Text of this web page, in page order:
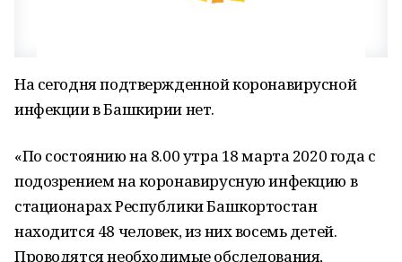
На сегодня подтвержденной коронавирусной
инфекции в Башкирии нет.
«По состоянию на 8.00 утра 18 марта 2020 года с
подозрением на коронавирусную инфекцию в
стационарах Республики Башкортостан
находится 48 человек, из них восемь детей.
Проводятся необходимые обследования,